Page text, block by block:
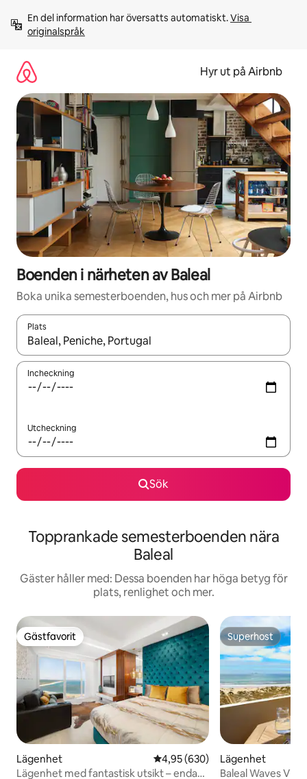
innehåll
En del information har översatts automatiskt. Visa
originalspråk
Hyr ut på Airbnb
Boenden i närheten av Baleal
Boka unika semesterboenden, hus och mer på Airbnb
Plats
När resultaten är tillgängliga kan du navigera med upp- och
Incheckning
Utcheckning
Sök
Topprankade semesterboenden nära
Baleal
Gäster håller med: Dessa boenden har höga betyg för
plats, renlighet och mer.
Gästfavorit
Gästfavorit
Lägenhet 4,95 av 5 i genomsnittligt
4,95 (630)
Lägenhet med fantastisk utsikt – endast
Superhost
Superhost
Lägenhet
Baleal Waves